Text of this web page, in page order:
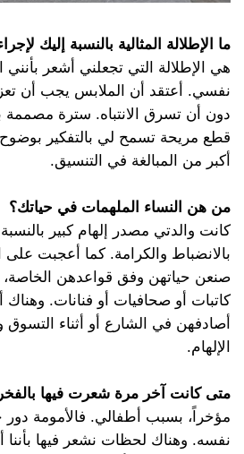
ما الإطلالة المثالية بالنسبة إليك
هي الإطلالة التي تجعلني أشعر
نفسي. أعتقد أن الملابس يجب أن
دون أن تسرق الانتباه. سترة مصممة
قطع مريحة تسمح لي بالتفكير
أكبر من المبالغة في التنسيق.
من هن النساء الملهمات في حياتك؟
كانت والدتي مصدر إلهام كبير
بالانضباط والكرامة. كما أعجبت على
صنعن حياتهن وفق قواعدهن
كاتبات أو صحافيات أو فنانات. وهناك
أصادفهن في الشارع أو أثناء التسوق
الإلهام.
متى كانت آخر مرة شعرت فيها
مؤخراً، بسبب أطفالي. فالأمومة
نفسه. وهناك لحظات نشعر فيها بأننا